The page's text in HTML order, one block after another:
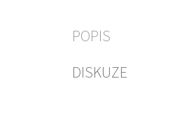
POPIS
DISKUZE